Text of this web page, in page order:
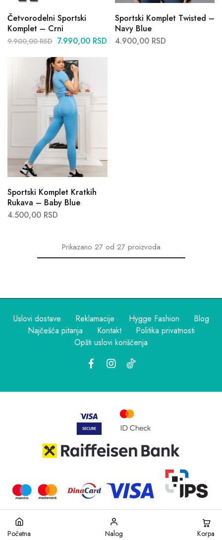
Četvorodelni Sportski
Komplet – Crni
9.900,00RSD 7.990,00 RSD
Sportski Komplet Twisted –
Navy Blue
4.900,00 RSD
Sportski Komplet Kratkih
Rukava – Baby Blue
4.500,00 RSD
Prikazano 27 od 27 proizvoda
Uslovi dostave Reklamacije Hygge Fashion
Blog
Najčešća pitanja
Kontakt
Politika privatnosti
Opšti uslovi korišćenja
Početna Nalog Korpa